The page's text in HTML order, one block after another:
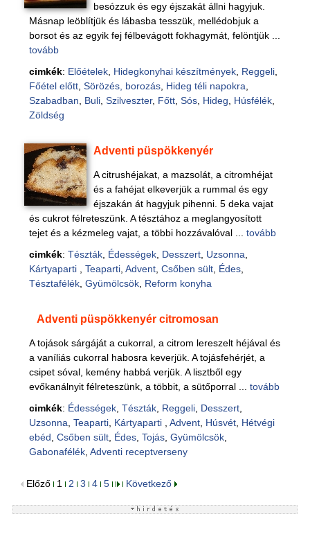
besózzuk és egy éjszakát állni hagyjuk.
Másnap leöblítjük és lábasba tesszük, mellédobjuk a
borsot és az egyik fej félbevágott fokhagymát, felöntjük ...
tovább
cimkék: Előételek, Hidegkonyhai készítmények, Reggeli,
Főétel előtt, Sörözés, borozás, Hideg téli napokra
Szabadban
Buli, Szilveszter, Főtt, Sós, Hideg Húsfélék,
Zöldség
Adventi püspökkenyér
A citrushéjakat, a mazsolát, a citromhéjat
és a fahéjat elkeverjük a rummal és egy
éjszakán át hagyjuk pihenni. 5 deka vajat
és cukrot félreteszünk. A tésztához a meglangyosított
tejet és a kézmeleg vajat, a többi hozzávalóval ... tovább
cimkék: Tészták, Édességek, Desszert, Uzsonna
Kártyaparti
Teaparti, Advent, Csőben sült, Édes,
Tésztafélék, Gyümölcsök, Reform konyha
Adventi püspökkenyér citromosan
A tojások sárgáját a cukorral, a citrom lereszelt héjával és
a vaníliás cukorral habosra keverjük. A tojásfehérjét, a
csipet sóval, kemény habbá verjük. A lisztből egy
evőkanálnyit félreteszünk, a többit, a sütőporral ... tovább
cimkék: Édességek, Tészták, Reggeli, Desszert,
Uzsonna Teaparti, Kártyaparti Advent, Húsvét, Hétvégi
ebéd Csőben sült, Édes, Tojás, Gyümölcsök,
Gabonafélék, Adventi receptverseny
Előző 1 2 3 4 5 Következő